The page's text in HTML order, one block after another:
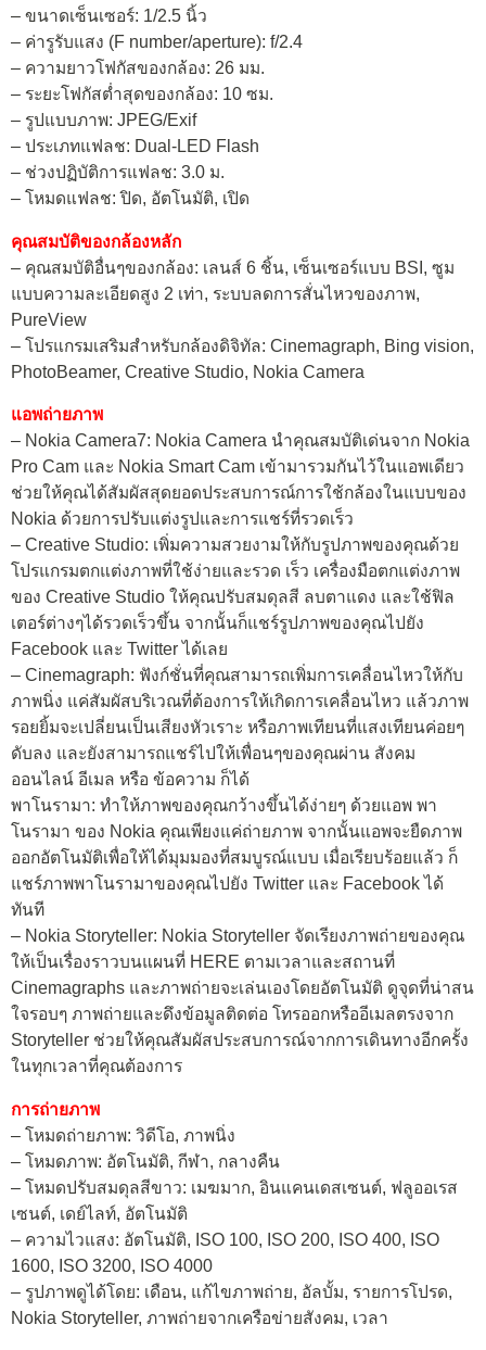
– ขนาดเซ็นเซอร์: 1/2.5 นิ้ว
– ค่ารูรับแสง (F number/aperture): f/2.4
– ความยาวโฟกัสของกล้อง: 26 มม.
– ระยะโฟกัสต่ำสุดของกล้อง: 10 ซม.
– รูปแบบภาพ: JPEG/Exif
– ประเภทแฟลช: Dual-LED Flash
– ช่วงปฏิบัติการแฟลช: 3.0 ม.
– โหมดแฟลช: ปิด, อัตโนมัติ, เปิด
คุณสมบัติของกล้องหลัก
– คุณสมบัติอื่นๆของกล้อง: เลนส์ 6 ชิ้น, เซ็นเซอร์แบบ BSI, ซูม
แบบความละเอียดสูง 2 เท่า, ระบบลดการสั่นไหวของภาพ,
PureView
– โปรแกรมเสริมสำหรับกล้องดิจิทัล: Cinemagraph, Bing vision,
PhotoBeamer, Creative Studio, Nokia Camera
แอพถ่ายภาพ
– Nokia Camera7: Nokia Camera นำคุณสมบัติเด่นจาก Nokia
Pro Cam และ Nokia Smart Cam เข้ามารวมกันไว้ในแอพเดียว
ช่วยให้คุณได้สัมผัสสุดยอดประสบการณ์การใช้กล้องในแบบของ
Nokia ด้วยการปรับแต่งรูปและการแชร์ที่รวดเร็ว
– Creative Studio: เพิ่มความสวยงามให้กับรูปภาพของคุณด้วย
โปรแกรมตกแต่งภาพที่ใช้ง่ายและรวด เร็ว เครื่องมือตกแต่งภาพ
ของ Creative Studio ให้คุณปรับสมดุลสี ลบตาแดง และใช้ฟิล
เตอร์ต่างๆได้รวดเร็วขึ้น จากนั้นก็แชร์รูปภาพของคุณไปยัง
Facebook และ Twitter ได้เลย
– Cinemagraph: ฟังก์ชั่นที่คุณสามารถเพิ่มการเคลื่อนไหวให้กับ
ภาพนิ่ง แค่สัมผัสบริเวณที่ต้องการให้เกิดการเคลื่อนไหว แล้วภาพ
รอยยิ้มจะเปลี่ยนเป็นเสียงหัวเราะ หรือภาพเทียนที่แสงเทียนค่อยๆ
ดับลง และยังสามารถแชร์ไปให้เพื่อนๆของคุณผ่าน สังคม
ออนไลน์ อีเมล หรือ ข้อความ ก็ได้
พาโนรามา: ทำให้ภาพของคุณกว้างขึ้นได้ง่ายๆ ด้วยแอพ พา
โนรามา ของ Nokia คุณเพียงแค่ถ่ายภาพ จากนั้นแอพจะยืดภาพ
ออกอัตโนมัติเพื่อให้ได้มุมมองที่สมบูรณ์แบบ เมื่อเรียบร้อยแล้ว ก็
แชร์ภาพพาโนรามาของคุณไปยัง Twitter และ Facebook ได้
ทันที
– Nokia Storyteller: Nokia Storyteller จัดเรียงภาพถ่ายของคุณ
ให้เป็นเรื่องราวบนแผนที่ HERE ตามเวลาและสถานที่
Cinemagraphs และภาพถ่ายจะเล่นเองโดยอัตโนมัติ ดูจุดที่น่าสน
ใจรอบๆ ภาพถ่ายและดึงข้อมูลติดต่อ โทรออกหรืออีเมลตรงจาก
Storyteller ช่วยให้คุณสัมผัสประสบการณ์จากการเดินทางอีกครั้ง
ในทุกเวลาที่คุณต้องการ
การถ่ายภาพ
– โหมดถ่ายภาพ: วิดีโอ, ภาพนิ่ง
– โหมดภาพ: อัตโนมัติ, กีฬา, กลางคืน
– โหมดปรับสมดุลสีขาว: เมฆมาก, อินแคนเดสเซนต์, ฟลูออเรส
เซนต์, เดย์ไลท์, อัตโนมัติ
– ความไวแสง: อัตโนมัติ, ISO 100, ISO 200, ISO 400, ISO
1600, ISO 3200, ISO 4000
– รูปภาพดูได้โดย: เดือน, แก้ไขภาพถ่าย, อัลบั้ม, รายการโปรด,
Nokia Storyteller, ภาพถ่ายจากเครือข่ายสังคม, เวลา